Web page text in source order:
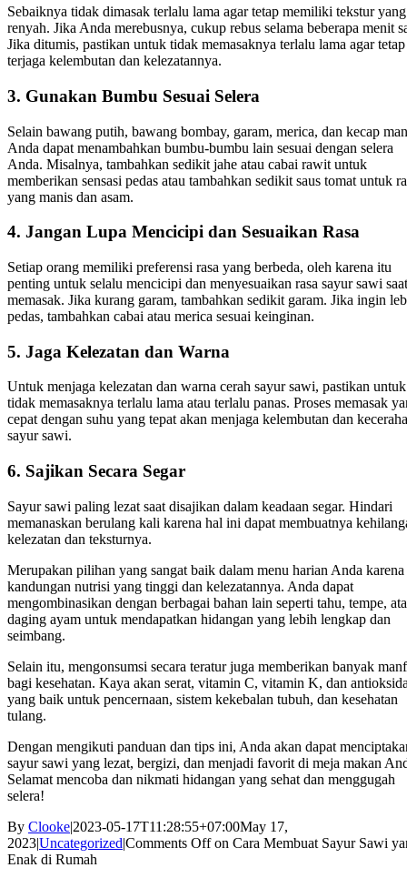
Sebaiknya tidak dimasak terlalu lama agar tetap memiliki tekstur yang
renyah. Jika Anda merebusnya, cukup rebus selama beberapa menit
Jika ditumis, pastikan untuk tidak memasaknya terlalu lama agar tetap
terjaga kelembutan dan kelezatannya.
3. Gunakan Bumbu Sesuai Selera
Selain bawang putih, bawang bombay, garam, merica, dan kecap
Anda dapat menambahkan bumbu-bumbu lain sesuai dengan selera
Anda. Misalnya, tambahkan sedikit jahe atau cabai rawit untuk
memberikan sensasi pedas atau tambahkan sedikit saus tomat untuk
yang manis dan asam.
4. Jangan Lupa Mencicipi dan Sesuaikan Rasa
Setiap orang memiliki preferensi rasa yang berbeda, oleh karena itu
penting untuk selalu mencicipi dan menyesuaikan rasa sayur sawi saat
memasak. Jika kurang garam, tambahkan sedikit garam. Jika ingin
pedas, tambahkan cabai atau merica sesuai keinginan.
5. Jaga Kelezatan dan Warna
Untuk menjaga kelezatan dan warna cerah sayur sawi, pastikan untuk
tidak memasaknya terlalu lama atau terlalu panas. Proses memasak
cepat dengan suhu yang tepat akan menjaga kelembutan dan
sayur sawi.
6. Sajikan Secara Segar
Sayur sawi paling lezat saat disajikan dalam keadaan segar. Hindari
memanaskan berulang kali karena hal ini dapat membuatnya
kelezatan dan teksturnya.
Merupakan pilihan yang sangat baik dalam menu harian Anda karena
kandungan nutrisi yang tinggi dan kelezatannya. Anda dapat
mengombinasikan dengan berbagai bahan lain seperti tahu, tempe,
daging ayam untuk mendapatkan hidangan yang lebih lengkap dan
seimbang.
Selain itu, mengonsumsi secara teratur juga memberikan banyak
bagi kesehatan. Kaya akan serat, vitamin C, vitamin K, dan
yang baik untuk pencernaan, sistem kekebalan tubuh, dan kesehatan
tulang.
Dengan mengikuti panduan dan tips ini, Anda akan dapat
sayur sawi yang lezat, bergizi, dan menjadi favorit di meja makan
Selamat mencoba dan nikmati hidangan yang sehat dan menggugah
selera!
By Clooke|2023-05-17T11:28:55+07:00May 17,
2023|Uncategorized|Comments Offon Cara Membuat Sayur Sawi
Enak di Rumah